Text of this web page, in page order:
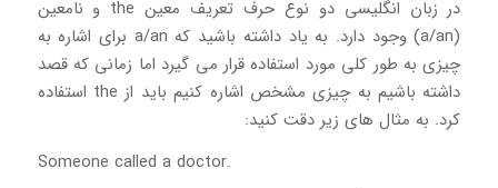
در زبان انگلیسی دو نوع حرف تعریف معین the و نامعین
(a/an) وجود دارد. به یاد داشته باشید که a/an برای اشاره به
چیزی به طور کلی مورد استفاده قرار می گیرد اما زمانی که قصد
داشته باشیم به چیزی مشخص اشاره کنیم باید از the استفاده
کرد. به مثال های زیر دقت کنید:
Someone called a doctor.